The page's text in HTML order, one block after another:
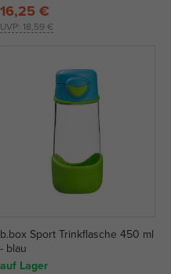
UVP: 18,59 €
16,25 €
b.box Sport Trinkflasche 450 ml
- blau
auf Lager